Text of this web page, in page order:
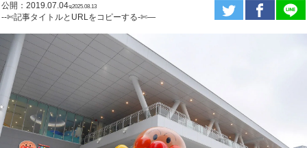
公開：2019.07.04ಇ2025.08.13
--✄記事タイトルとURLをコピーする-✄—